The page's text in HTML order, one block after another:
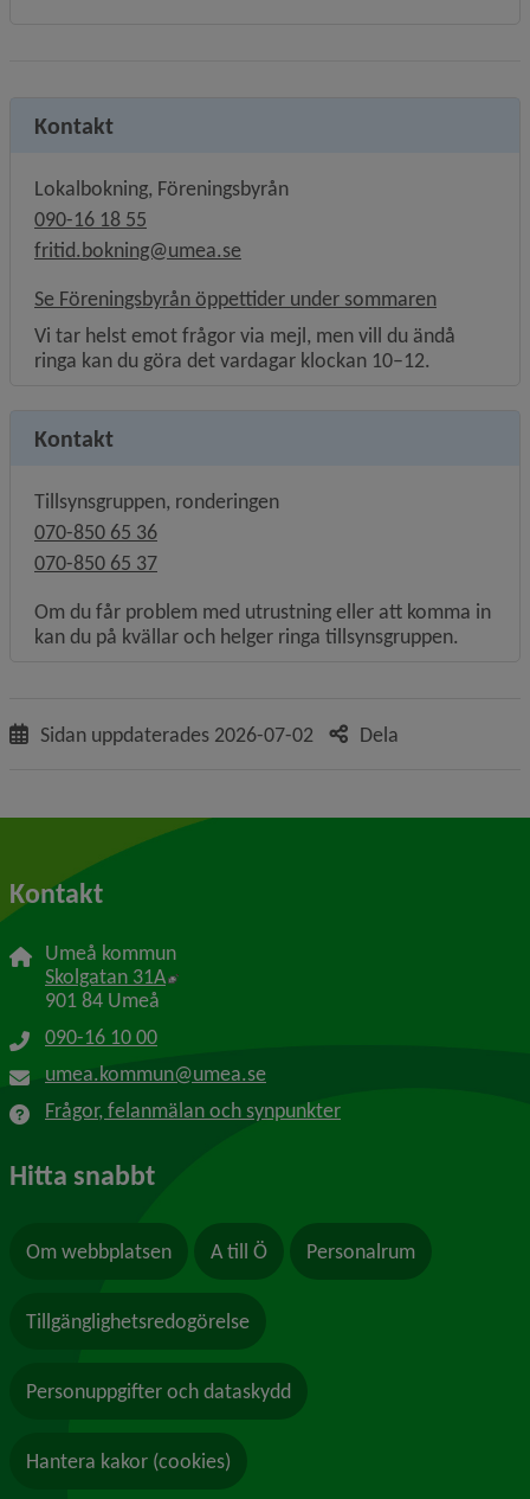
Kontakt
Lokalbokning, Föreningsbyrån
090-16 18 55
fritid.bokning@umea.se
Se Föreningsbyrån öppettider under sommaren
Vi tar helst emot frågor via mejl, men vill du ändå
ringa kan du göra det vardagar klockan 10–12.
Kontakt
Tillsynsgruppen, ronderingen
070-850 65 36
070-850 65 37
Om du får problem med utrustning eller att komma in
kan du på kvällar och helger ringa tillsynsgruppen.
Sidan uppdaterades 2026-07-02 Dela
Kontakt
Umeå kommun
Skolgatan 31A Länk till annan webbplats, öppnas i nytt
901 84 Umeå
090-16 10 00
umea.kommun@umea.se
Frågor, felanmälan och synpunkter
Hitta snabbt
Om webbplatsen A till Ö Personalrum
Tillgänglighetsredogörelse
Personuppgifter och dataskydd
Hantera kakor (cookies)